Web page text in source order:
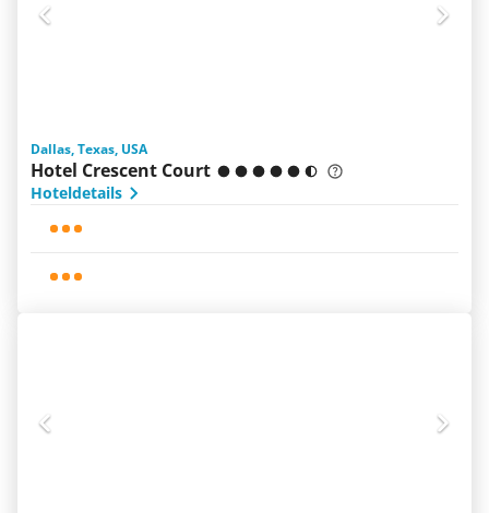
Dallas, Texas, USA
Hotel Crescent Court
Hoteldetails